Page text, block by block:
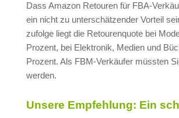
Dass Amazon Retouren für FBA-
ein nicht zu unterschätzender Vorteil
zufolge liegt die Retourenquote bei
Prozent, bei Elektronik, Medien und
Prozent. Als FBM-Verkäufer müssten
werden.
Unsere Empfehlung: Ein